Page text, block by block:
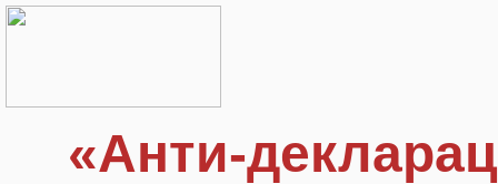
«Анти-